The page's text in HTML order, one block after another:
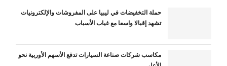
حملة التخفيضات في ليبيا على المفروشات والإلكترونيات
تشهد إقبالا واسعا مع غياب الأسباب
مكاسب شركات صناعة السيارات تدفع الأسهم الأوربية نحو